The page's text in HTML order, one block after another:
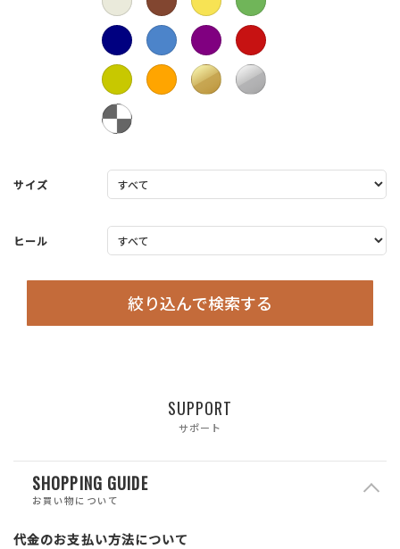
サイズ
ヒール
絞り込んで検索する
SUPPORT
サポート
SHOPPING GUIDE
お買い物について
代金のお支払い方法について